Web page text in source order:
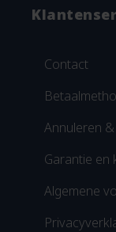
Contact
Annuleren
Garantie en
Algemene